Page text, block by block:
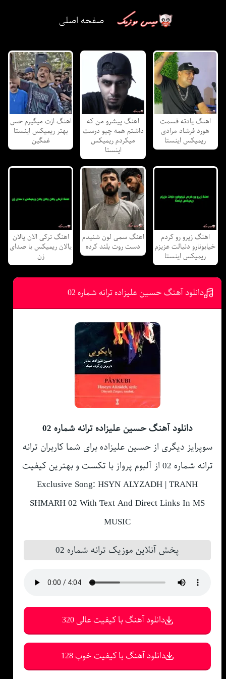
صفحه اصلی
اهنگ یادته قسمت
هورد فرشاد مرادی
ریمیکس اینستا
اهنگ پیشرو من که
داشتم همه چیو درست
میکردم ریمیکس
اینستا
اهنگ ازت میگیرم حس
بهتر ریمیکس اینستا
غمگین
اهنگ زیرو رو کردم
خیابونارو دنبالت عزیزم
ریمیکس اینستا
اهنگ سمی لون شنیدم
دست روت بلند کرده
اهنگ ترکی الان یالان
یالان ریمیکس با صدای
زن
دانلود آهنگ حسین علیزاده ترانه شماره 02
دانلود آهنگ حسین علیزاده ترانه شماره 02
سوپرایز دیگری از حسین علیزاده برای شما کاربران ترانه
ترانه شماره 02 از آلبوم پرواز با تکست و بهترین کیفیت
Exclusive Song: HSYN ALYZADH | TRANH
SHMARH 02 With Text And Direct Links In MS
MUSIC
پخش آنلاین موزیک ترانه شماره 02
دانلود آهنگ با کیفیت عالی 320
دانلود آهنگ با کیفیت خوب 128